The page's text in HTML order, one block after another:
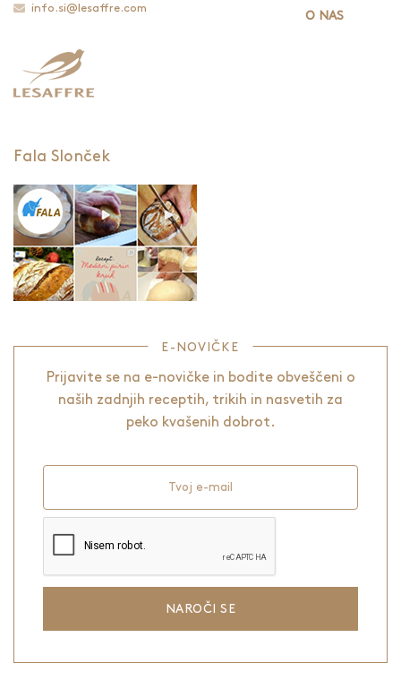
info.si@lesaffre.com
O NAS
Fala Slonček
E-NOVIČKE
Prijavite se na e-novičke in bodite obveščeni o
naših zadnjih receptih, trikih in nasvetih za
peko kvašenih dobrot.
Tvoj e-mail
NAROČI SE